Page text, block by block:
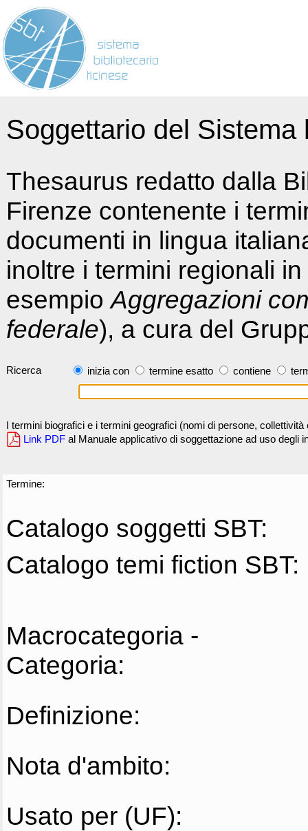
Soggettario del
Thesaurus redatto dalla
Firenze contenente i
documenti in lingua
inoltre i termini regionali
esempioAggregazioni
federale), a cura del
Ricerca inizia con termine esatto contiene
I termini biografici e i termini geografici (nomi di persone,
Link PDF al Manuale applicativo di soggettazione ad uso degli
Termine:
Catalogo soggetti SBT:
Catalogo temi fiction SBT:
Macrocategoria -
Categoria:
Definizione:
Nota d'ambito:
Usato per (UF):